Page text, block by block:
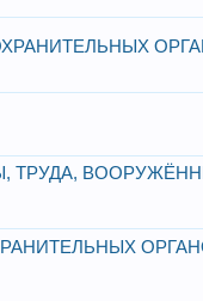
ТРУДА,